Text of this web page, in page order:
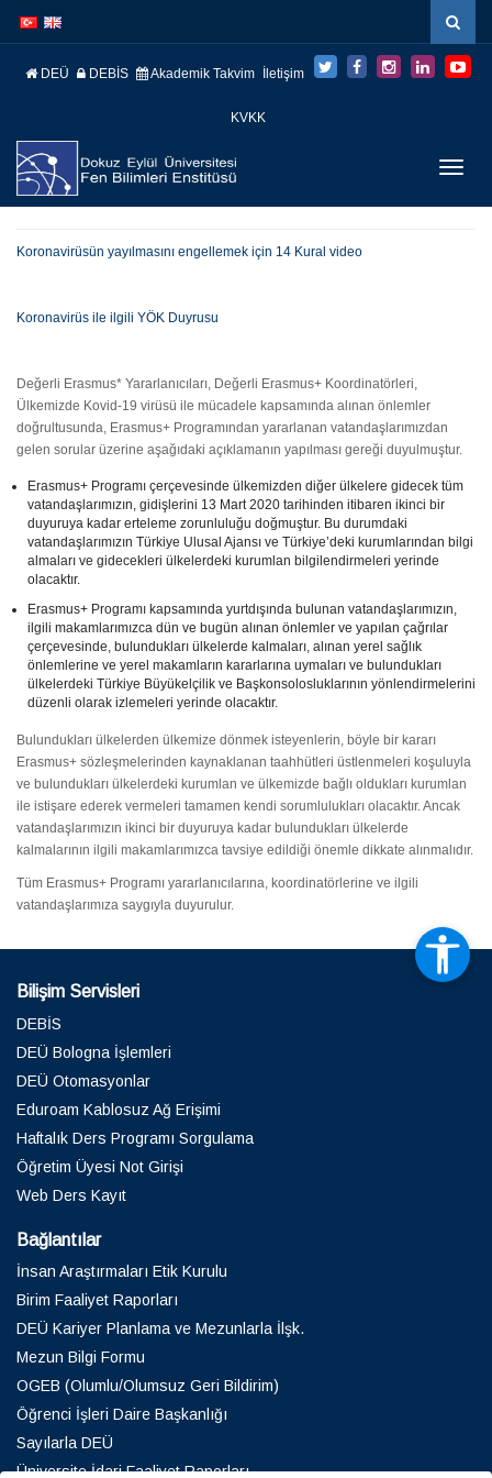
atla
atla
DEÜ DEBİS Akademik Takvim İletişim
KVKK
Koronavirüsün yayılmasını engellemek için 14 Kural video
Koronavirüs ile ilgili YÖK Duyrusu
Değerli Erasmus* Yararlanıcıları, Değerli Erasmus+ Koordinatörleri,
Ülkemizde Kovid-19 virüsü ile mücadele kapsamında alınan önlemler
doğrultusunda, Erasmus+ Programından yararlanan vatandaşlarımızdan
gelen sorular üzerine aşağıdaki açıklamanın yapılması gereği duyulmuştur.
Erasmus+ Programı çerçevesinde ülkemizden diğer ülkelere gidecek tüm
vatandaşlarımızın, gidişlerini 13 Mart 2020 tarihinden itibaren ikinci bir
duyuruya kadar erteleme zorunluluğu doğmuştur. Bu durumdaki
vatandaşlarımızın Türkiye Ulusal Ajansı ve Türkiye’deki kurumlarından bilgi
almaları ve gidecekleri ülkelerdeki kurumlan bilgilendirmeleri yerinde
olacaktır.
Erasmus+ Programı kapsamında yurtdışında bulunan vatandaşlarımızın,
ilgili makamlarımızca dün ve bugün alınan önlemler ve yapılan çağrılar
çerçevesinde, bulundukları ülkelerde kalmaları, alınan yerel sağlık
önlemlerine ve yerel makamların kararlarına uymaları ve bulundukları
ülkelerdeki Türkiye Büyükelçilik ve Başkonsolosluklarının yönlendirmelerini
düzenli olarak izlemeleri yerinde olacaktır.
Bulundukları ülkelerden ülkemize dönmek isteyenlerin, böyle bir kararı
Erasmus+ sözleşmelerinden kaynaklanan taahhütleri üstlenmeleri koşuluyla
ve bulundukları ülkelerdeki kurumlan ve ülkemizde bağlı oldukları kurumlan
ile istişare ederek vermeleri tamamen kendi sorumlulukları olacaktır. Ancak
vatandaşlarımızın ikinci bir duyuruya kadar bulundukları ülkelerde
kalmalarının ilgili makamlarımızca tavsiye edildiği önemle dikkate alınmalıdır.
Tüm Erasmus+ Programı yararlanıcılarına, koordinatörlerine ve ilgili
vatandaşlarımıza saygıyla duyurulur.
Bilişim Servisleri
DEBİS
DEÜ Bologna İşlemleri
DEÜ Otomasyonlar
Eduroam Kablosuz Ağ Erişimi
Haftalık Ders Programı Sorgulama
Öğretim Üyesi Not Girişi
Web Ders Kayıt
Bağlantılar
İnsan Araştırmaları Etik Kurulu
Birim Faaliyet Raporları
DEÜ Kariyer Planlama ve Mezunlarla İlşk.
Mezun Bilgi Formu
OGEB (Olumlu/Olumsuz Geri Bildirim)
Öğrenci İşleri Daire Başkanlığı
Sayılarla DEÜ
Üniversite İdari Faaliyet Raporları